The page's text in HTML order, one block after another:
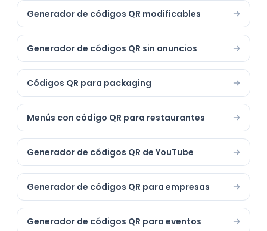
Generador de códigos QR modificables
Generador de códigos QR sin anuncios
Códigos QR para packaging
Menús con código QR para restaurantes
Generador de códigos QR de YouTube
Generador de códigos QR para empresas
Generador de códigos QR para eventos